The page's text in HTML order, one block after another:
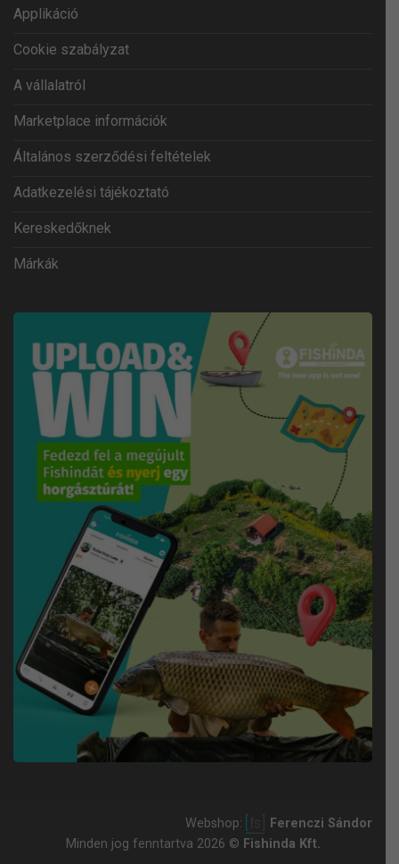
Applikáció
Cookie szabályzat
A vállalatról
Marketplace információk
Általános szerződési feltételek
Adatkezelési tájékoztató
Kereskedőknek
Márkák
Webshop:
Ferenczi Sándor
Minden jog fenntartva 2026 © Fishinda Kft.